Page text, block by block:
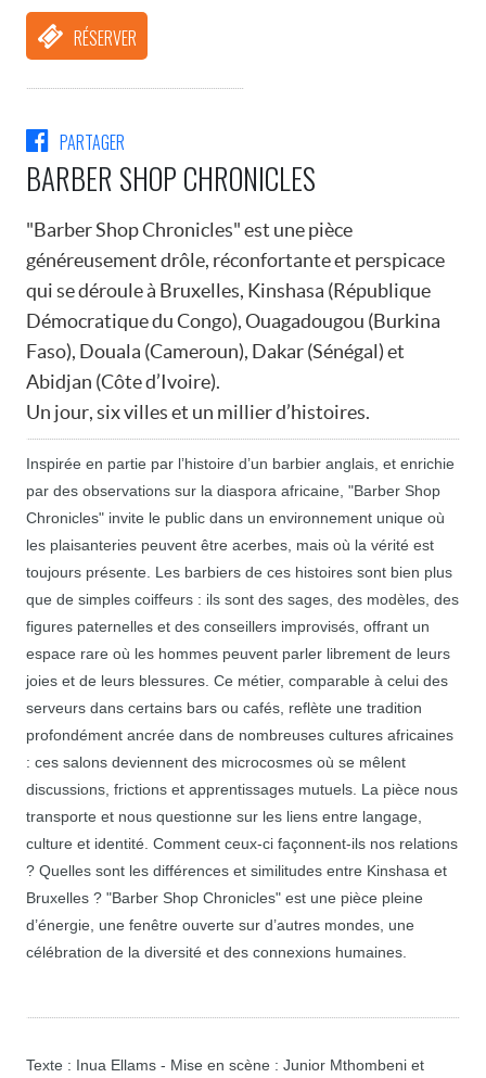
RÉSERVER
PARTAGER
BARBER SHOP CHRONICLES
"Barber Shop Chronicles" est une pièce
généreusement drôle, réconfortante et perspicace
qui se déroule à Bruxelles, Kinshasa (République
Démocratique du Congo), Ouagadougou (Burkina
Faso), Douala (Cameroun), Dakar (Sénégal) et
Abidjan (Côte d’Ivoire).
Un jour, six villes et un millier d’histoires.
Inspirée en partie par l’histoire d’un barbier anglais, et enrichie
par des observations sur la diaspora africaine, "Barber Shop
Chronicles" invite le public dans un environnement unique où
les plaisanteries peuvent être acerbes, mais où la vérité est
toujours présente. Les barbiers de ces histoires sont bien plus
que de simples coiffeurs : ils sont des sages, des modèles, des
figures paternelles et des conseillers improvisés, offrant un
espace rare où les hommes peuvent parler librement de leurs
joies et de leurs blessures. Ce métier, comparable à celui des
serveurs dans certains bars ou cafés, reflète une tradition
profondément ancrée dans de nombreuses cultures africaines
: ces salons deviennent des microcosmes où se mêlent
discussions, frictions et apprentissages mutuels. La pièce nous
transporte et nous questionne sur les liens entre langage,
culture et identité. Comment ceux-ci façonnent-ils nos relations
? Quelles sont les différences et similitudes entre Kinshasa et
Bruxelles ? "Barber Shop Chronicles" est une pièce pleine
d’énergie, une fenêtre ouverte sur d’autres mondes, une
célébration de la diversité et des connexions humaines.
Texte : Inua Ellams - Mise en scène : Junior Mthombeni et